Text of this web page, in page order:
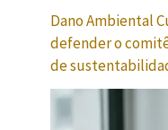
Dano Ambiental
defender o
de